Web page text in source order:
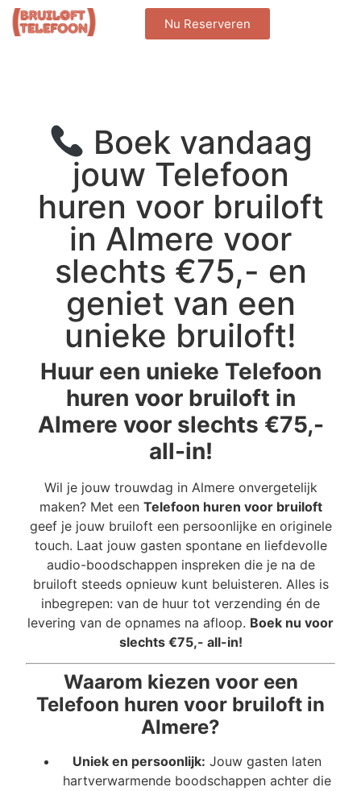
Nu Reserveren
Boek vandaag
jouw Telefoon
huren voor bruiloft
in Almere voor
slechts €75,- en
geniet van een
unieke bruiloft!
Huur een unieke Telefoon
huren voor bruiloft in
Almere voor slechts €75,-
all-in!
Wil je jouw trouwdag in Almere onvergetelijk
maken? Met een Telefoon huren voor bruiloft
geef je jouw bruiloft een persoonlijke en originele
touch. Laat jouw gasten spontane en liefdevolle
audio-boodschappen inspreken die je na de
bruiloft steeds opnieuw kunt beluisteren. Alles is
inbegrepen: van de huur tot verzending én de
levering van de opnames na afloop. Boek nu voor
slechts €75,- all-in!
Waarom kiezen voor een
Telefoon huren voor bruiloft in
Almere?
Uniek en persoonlijk: Jouw gasten laten
hartverwarmende boodschappen achter die